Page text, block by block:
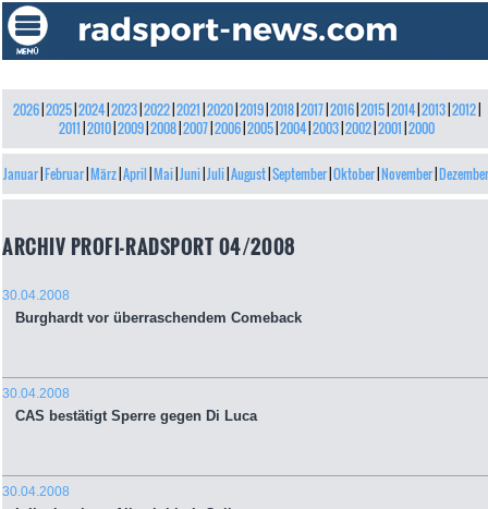
2026| 2025| 2024| 2023| 2022| 2021 2020| 2019| 2018| 2017| 2016| 2015| 2014| 2013| 2012|
2011 2010| 2009| 2008| 2007| 2006| 2005| 2004| 2003| 2002| 2001 2000
Januar Februar März April Mai Juni Juli August September Oktober November Dezember
ARCHIV PROFI-RADSPORT 04/2008
30.04.2008
Burghardt vor überraschendem Comeback
30.04.2008
CAS bestätigt Sperre gegen Di Luca
30.04.2008